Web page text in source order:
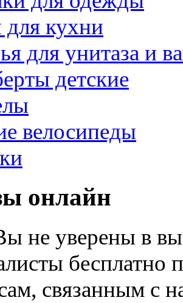
кухни
для унитаза и
детские
велосипеды
онлайн
не уверены в
связанным с